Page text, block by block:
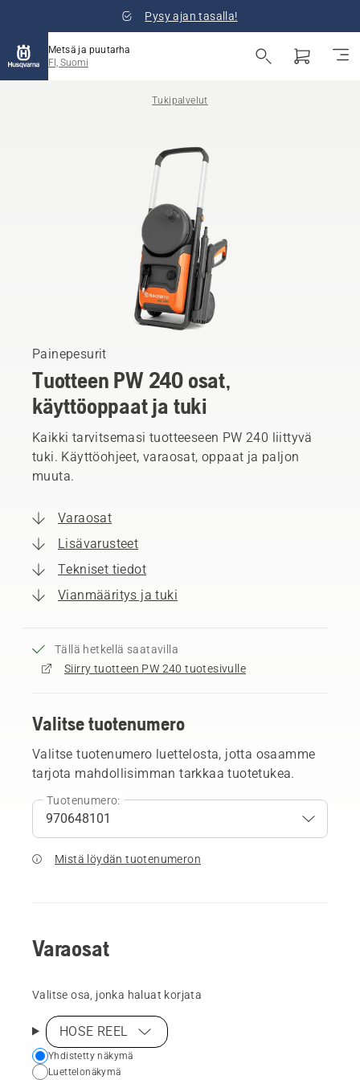
Pysy ajan tasalla!
Metsä ja puutarha
FI, Suomi
Tukipalvelut
Painepesurit
Tuotteen PW 240 osat,
käyttöoppaat ja tuki
Kaikki tarvitsemasi tuotteeseen PW 240 liittyvä
tuki. Käyttöohjeet, varaosat, oppaat ja paljon
muuta.
Varaosat
Lisävarusteet
Tekniset tiedot
Vianmääritys ja tuki
Tällä hetkellä saatavilla
Siirry tuotteen PW 240 tuotesivulle
Valitse tuotenumero
Valitse tuotenumero luettelosta, jotta osaamme
tarjota mahdollisimman tarkkaa tuotetukea.
Tuotenumero:
Mistä löydän tuotenumeron
Varaosat
Valitse osa, jonka haluat korjata
HOSE REEL
Choose
your
Yhdistetty näkymä
Luettelonäkymä